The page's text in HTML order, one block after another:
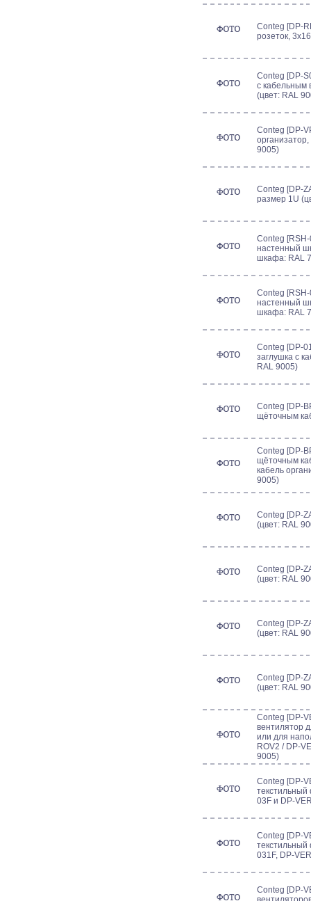
Conteg [DP-
розеток,
Conteg [DP-
с кабельным
(цвет: RAL
Conteg [DP-
9005)
Conteg [DP-
размер 1U
Conteg
настенный
шкафа: RAL
Conteg
настенный
шкафа: RAL
Conteg [DP-
заглушка с
RAL 9005)
Conteg [DP-
щёточным
Conteg [DP-
щёточным
кабель
9005)
Conteg [DP-
(цвет: RAL
Conteg [DP-
(цвет: RAL
Conteg [DP-
(цвет: RAL
Conteg [DP-
(цвет: RAL
Conteg [DP-
вентилятор
или для
ROV2 / DP-
9005)
Conteg [DP-
текстильный
03F и DP-
Conteg [DP-
текстильный
031F, DP-
Conteg [DP-